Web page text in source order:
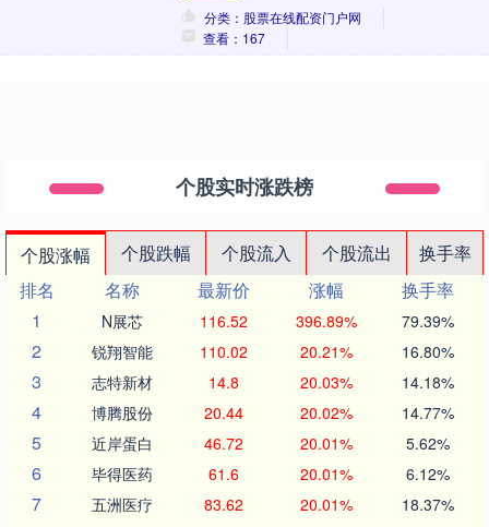
分类：股票在线配资门户网
查看：167
个股实时涨跌榜
个股涨幅 个股跌幅 个股流入 个股流出
换手率
排名
名称 最新价 涨幅
换手率
1
N展芯 116.52 396.89% 79.39%
2 锐翔智能 110.02 20.21% 16.80%
3 志特新材 14.8 20.03% 14.18%
4 博腾股份 20.44 20.02% 14.77%
5 近岸蛋白 46.72 20.01% 5.62%
6 毕得医药 61.6 20.01% 6.12%
7 五洲医疗 83.62 20.01% 18.37%